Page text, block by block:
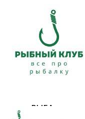
РЫБА